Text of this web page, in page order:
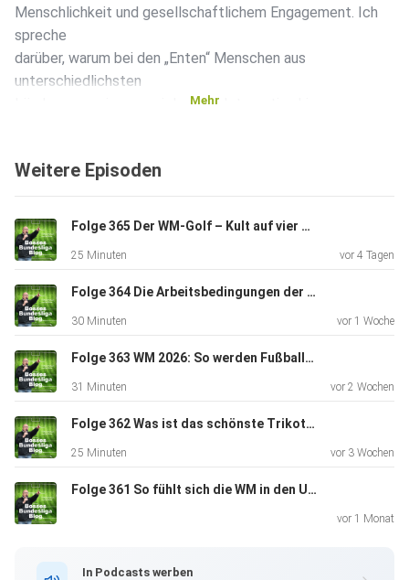
Menschlichkeit und gesellschaftlichem Engagement. Ich
spreche
darüber, warum bei den „Enten“ Menschen aus
unterschiedlichsten
Ländern gemeinsam spielen, wie Integration hier ganz
alone“
geht es um
Erinnerungsarbeit, Solidarität und die Frage, wie Fußball
Brücken
bauen kann. Eine Geschichte über Zusammenhalt, Vielfalt
und einen
kleines
Stück besser machen kann.
Finden könnt ihr mich unter
https://www.facebook.com/profile.php?
Mehr
Weitere Episoden
Folge 365 Der WM-Golf – Kult auf vier Rädern - Gäste: Steffen Kurtz/Fabian Bergmann (Fans)
25 Minuten vor 4 Tagen
Folge 364 Die Arbeitsbedingungen der Journalisten bei der WM 2026 - Gast: Hendrik Buchheister (Chefreporter RND)
30 Minuten vor 1 Woche
Folge 363 WM 2026: So werden Fußballträume organisiert - Gast: Andreas Engels (Geschäftsführer)
31 Minuten vor 2 Wochen
Folge 362 Was ist das schönste Trikot der Fußball-WM 2026? - Gast: Fynn Henkel (Aushilfe bei Adidas Oberhausen)
25 Minuten vor 3 Wochen
Folge 361 So fühlt sich die WM in den USA an - Gast: Daniel Barthold (Groundhopper)
vor 1 Monat
In Podcasts werben